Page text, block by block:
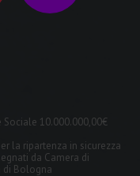
Sociale 10.000.000,00€
la ripartenza in sicurezza
da Camera di
di Bologna